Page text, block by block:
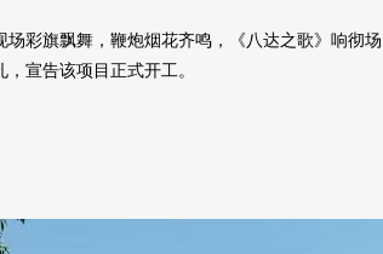
彩旗飘舞，鞭炮烟花齐鸣，《八达之歌》响彻
宣告该项目正式开工。